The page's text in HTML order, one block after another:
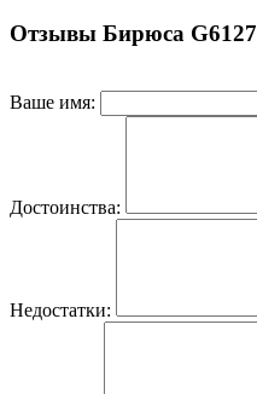
Отзывы Бирюса G6127
Ваше имя:
Достоинства:
Недостатки: